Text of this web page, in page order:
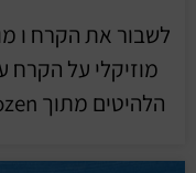
לשבור את הקרח ו
מוזיקלי על הקרח
הלהיטים מתוך frozen